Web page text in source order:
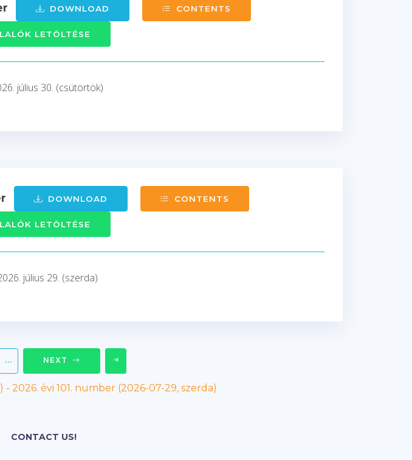
DOWNLOAD CONTENTS
LETÖLTÉSE
július 30. (csütörtök)
DOWNLOAD CONTENTS
LETÖLTÉSE
július 29. (szerda)
... NEXT
- 2026. évi 101. number (2026-07-29, szerda)
CONTACT US!